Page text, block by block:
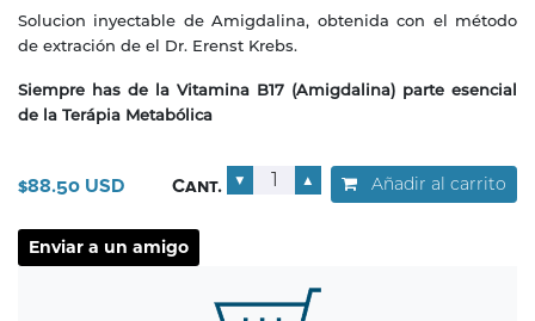
Solucion inyectable de Amigdalina, obtenida con el método
de extración de el Dr. Erenst Krebs.
Siempre has de la Vitamina B17 (Amigdalina) parte esencial
de la Terápia Metabólica
$88.50 USD Cant. ▼ ▲ Añadir al carrito